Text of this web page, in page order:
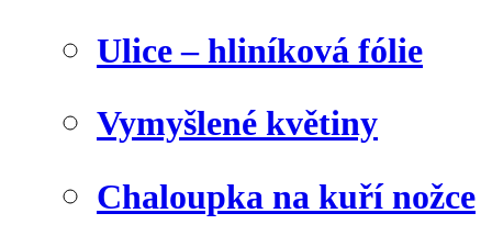
Ulice – hliníková fólie
Vymyšlené květiny
Chaloupka na kuří nožce